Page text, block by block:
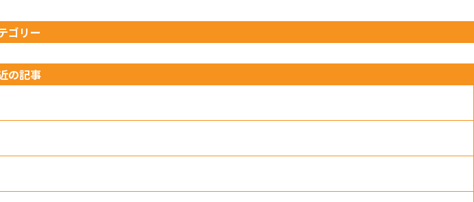
ゴリー
の記事